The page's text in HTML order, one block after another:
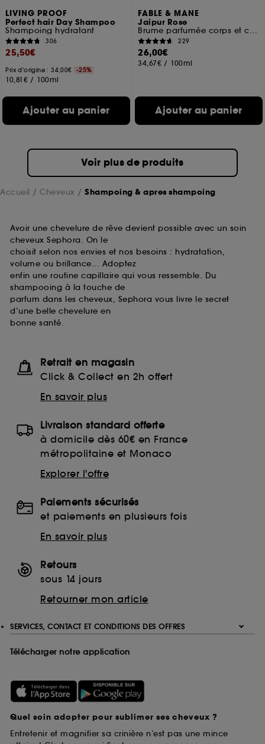
LIVING PROOF
Perfect hair Day Shampoo
Shampoing hydratant
306
25,50€
Prix d'origine : 34,00€ -25%
10,81€ / 100ml
Ajouter au panier
FABLE & MANE
Jaipur Rose
Brume parfumée corps et cheveux
229
26,00€
34,67€ / 100ml
Ajouter au panier
Voir plus de produits
Accueil Cheveux Shampoing & apres shampoing
Avoir une chevelure de rêve devient possible avec un soin
cheveux Sephora. On le
choisit selon nos envies et nos besoins : hydratation,
volume ou brillance… Adoptez
enfin une routine capillaire qui vous ressemble. Du
shampooing à la touche de
parfum dans les cheveux, Sephora vous livre le secret
d’une belle chevelure en
bonne santé.
Retrait en magasin
Click & Collect en 2h offert
En savoir plus
Livraison standard offerte
à domicile dès 60€ en France
métropolitaine et Monaco
Explorer l'offre
Paiements sécurisés
et paiements en plusieurs fois
En savoir plus
Retours
sous 14 jours
Retourner mon article
SERVICES, CONTACT ET CONDITIONS DES OFFRES
Télécharger notre application
Quel soin adopter pour sublimer ses cheveux ?
Entretenir et magnifier sa crinière n’est pas une mince